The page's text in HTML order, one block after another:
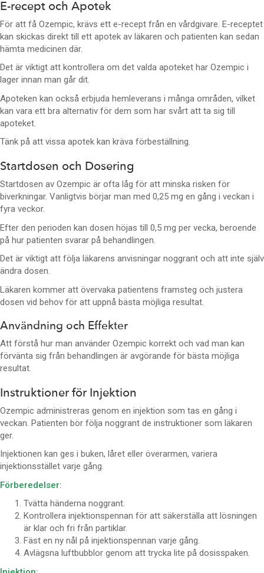
E-recept och Apotek
För att få Ozempic, krävs ett e-recept från en vårdgivare. E-receptet
kan skickas direkt till ett apotek av läkaren och patienten kan sedan
hämta medicinen där.
Det är viktigt att kontrollera om det valda apoteket har Ozempic i
lager innan man går dit.
Apoteken kan också erbjuda hemleverans i många områden, vilket
kan vara ett bra alternativ för dem som har svårt att ta sig till
apoteket.
Tänk på att vissa apotek kan kräva förbeställning.
Startdosen och Dosering
Startdosen av Ozempic är ofta låg för att minska risken för
biverkningar. Vanligtvis börjar man med 0,25 mg en gång i veckan i
fyra veckor.
Efter den perioden kan dosen höjas till 0,5 mg per vecka, beroende
på hur patienten svarar på behandlingen.
Det är viktigt att följa läkarens anvisningar noggrant och att inte själv
ändra dosen.
Läkaren kommer att övervaka patientens framsteg och justera
dosen vid behov för att uppnå bästa möjliga resultat.
Användning och Effekter
Att förstå hur man använder Ozempic korrekt och vad man kan
förvänta sig från behandlingen är avgörande för bästa möjliga
resultat.
Instruktioner för Injektion
Ozempic administreras genom en injektion som tas en gång i
veckan. Patienten bör följa noggrant de instruktioner som läkaren
ger.
Injektionen kan ges i buken, låret eller överarmen, variera
injektionsstället varje gång.
Förberedelser:
Tvätta händerna noggrant.
Kontrollera injektionspennan för att säkerställa att lösningen
är klar och fri från partiklar.
Fäst en ny nål på injektionspennan varje gång.
Avlägsna luftbubblor genom att trycka lite på dosisspaken.